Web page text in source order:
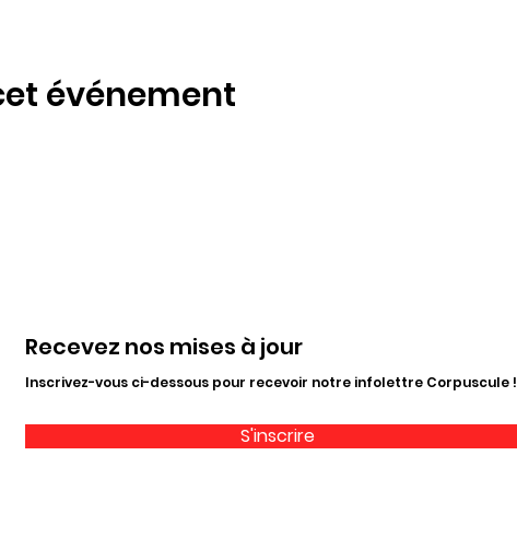
événement
Recevez nos mises à jour
Inscrivez-vous ci-dessous pour recevoir notre infolettre Corpuscule !
S'inscrire